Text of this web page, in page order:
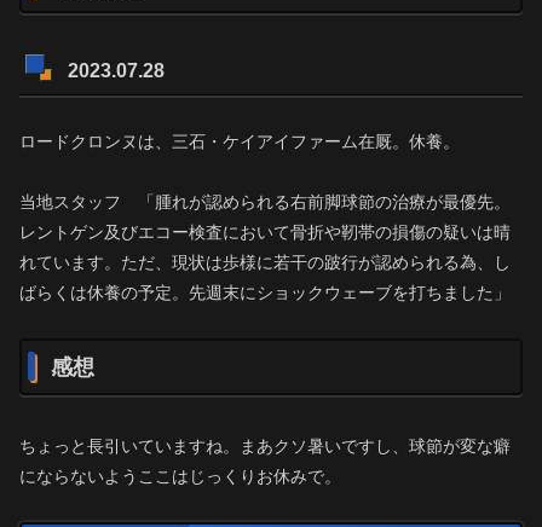
2023.07.28
ロードクロンヌは、三石・ケイアイファーム在厩。休養。
当地スタッフ 「腫れが認められる右前脚球節の治療が最優先。
レントゲン及びエコー検査において骨折や靭帯の損傷の疑いは晴
れています。ただ、現状は歩様に若干の跛行が認められる為、し
ばらくは休養の予定。先週末にショックウェーブを打ちました」
感想
ちょっと長引いていますね。まあクソ暑いですし、球節が変な癖
にならないようここはじっくりお休みで。